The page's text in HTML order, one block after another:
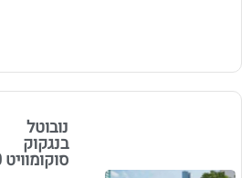
נובוטל
בנגקוק
סוקומוויט 20